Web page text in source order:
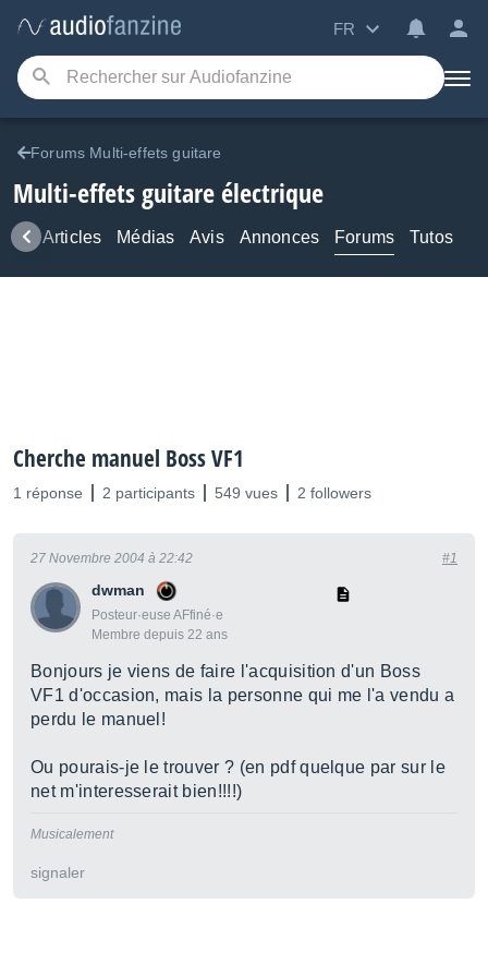
FR
Forums Multi-effets guitare
Multi-effets guitare électrique
Articles Médias Avis Annonces Forums Tutos
Cherche manuel Boss VF1
1 réponse 2 participants 549 vues 2 followers
dwman
Posteur·euse AFfiné·e
Membre depuis 22 ans
27 Novembre 2004 à 22:42 #1
Bonjours je viens de faire l'acquisition d'un Boss
VF1 d'occasion, mais la personne qui me l'a vendu a
perdu le manuel!
Ou pourais-je le trouver ? (en pdf quelque par sur le
net m'interesserait bien!!!!)
Musicalement
signaler